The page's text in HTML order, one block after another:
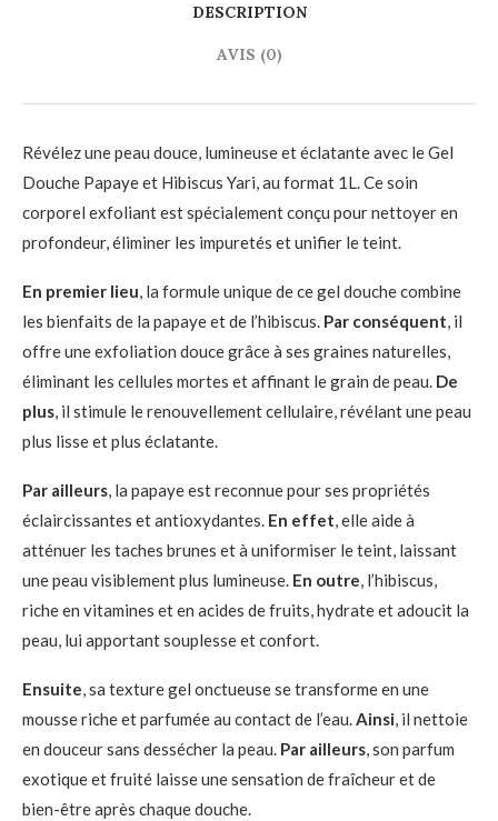
DESCRIPTION
AVIS (0)
Révélez une peau douce, lumineuse et éclatante avec le Gel
Douche Papaye et Hibiscus Yari, au format 1L. Ce soin
corporel exfoliant est spécialement conçu pour nettoyer en
profondeur, éliminer les impuretés et unifier le teint.
En premier lieu, la formule unique de ce gel douche combine
les bienfaits de la papaye et de l’hibiscus. Par conséquent, il
offre une exfoliation douce grâce à ses graines naturelles,
éliminant les cellules mortes et affinant le grain de peau. De
plus, il stimule le renouvellement cellulaire, révélant une peau
plus lisse et plus éclatante.
Par ailleurs, la papaye est reconnue pour ses propriétés
éclaircissantes et antioxydantes. En effet, elle aide à
atténuer les taches brunes et à uniformiser le teint, laissant
une peau visiblement plus lumineuse. En outre, l’hibiscus,
riche en vitamines et en acides de fruits, hydrate et adoucit la
peau, lui apportant souplesse et confort.
Ensuite, sa texture gel onctueuse se transforme en une
mousse riche et parfumée au contact de l’eau.Ainsi, il nettoie
en douceur sans dessécher la peau. Par ailleurs, son parfum
exotique et fruité laisse une sensation de fraîcheur et de
bien-être après chaque douche.